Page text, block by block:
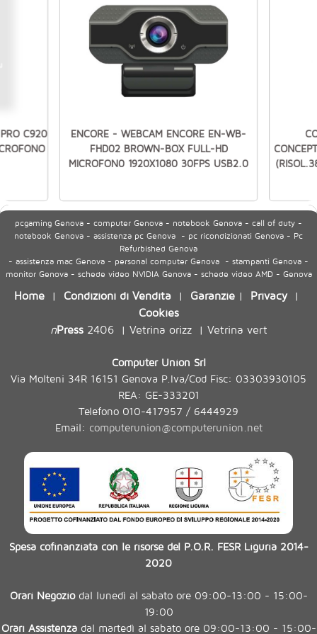
C920
ENCORE - WEBCAM ENCORE EN-WB-
FHD02 BROWN-BOX FULL-HD
MICROFON0 1920X1080 30FPS USB2.0
pcgaming Genova - computer Genova - notebook Genova - call of duty -
notebook Genova - assistenza pc Genova - pc ricondizionati Genova - Pc
Refurbished Genova
- assistenza mac Genova - personal computer Genova - stampanti Genova -
monitor Genova - schede video NVIDIA Genova - schede video AMD - Genova
Home | Condizioni di Vendita | Garanzie | Privacy|
Cookies
nPress2406| Vetrina orizz| Vetrina vert
Computer Union Srl
Via Molteni 34R 16151 Genova P.Iva/Cod Fisc: 03303930105
REA: GE-333201
Telefono 010-417957 / 6444929
Email: computerunion@computerunion.net
Spesa cofinanziata con le risorse del P.O.R. FESR Liguria 2014-
2020
Orari Negoziodal lunedì al sabato ore 09:00-13:00 - 15:00-
19:00
Orari Assistenzadal martedì al sabato ore 09:00-13:00 - 15:00-